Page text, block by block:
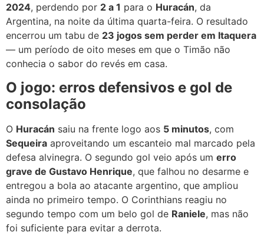
2024, perdendo por 2 a 1 para o Huracán, da
Argentina, na noite da última quarta-feira. O resultado
encerrou um tabu de 23 jogos sem perder em Itaquera
— um período de oito meses em que o Timão não
conhecia o sabor do revés em casa.
O jogo: erros defensivos e gol de
consolação
O Huracán saiu na frente logo aos 5 minutos, com
Sequeira aproveitando um escanteio mal marcado pela
defesa alvinegra. O segundo gol veio após um erro
grave de Gustavo Henrique, que falhou no desarme e
entregou a bola ao atacante argentino, que ampliou
ainda no primeiro tempo. O Corinthians reagiu no
segundo tempo com um belo gol de Raniele, mas não
foi suficiente para evitar a derrota.